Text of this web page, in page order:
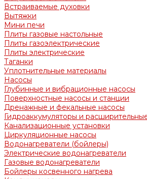
Встраиваемые духовки
Вытяжки
Мини печи
Плиты газовые настольные
Плиты газоэлектрические
Плиты электрические
Таганки
Уплотнительные материалы
Насосы
Глубинные и вибрационные насосы
Поверхностные насосы и станции
Дренажные и фекальные насосы
Гидроаккумуляторы и
Канализационные установки
Циркуляционные насосы
Водонагреватели (бойлеры)
Электрические водонагреватели
Газовые водонагреватели
Бойлеры косвенного нагрева